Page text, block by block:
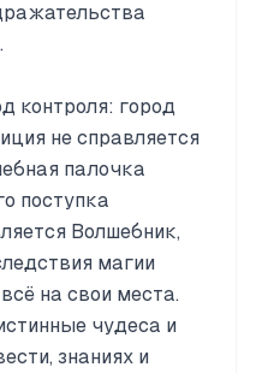
контроля: город
не справляется
палочка
поступка
Волшебник,
магии
на свои места.
чудеса и
знаниях и